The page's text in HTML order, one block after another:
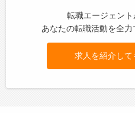
転職エージェント
あなたの転職活動を全力
求人を紹介して